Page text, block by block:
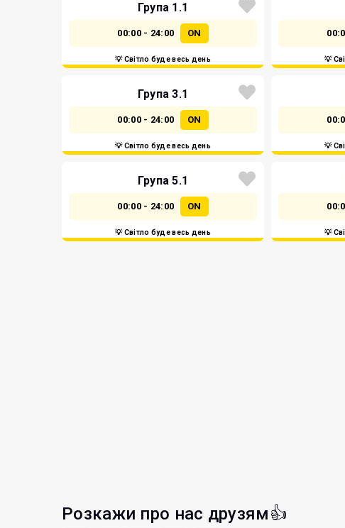
Група 1.1
00:00 - 24:00 ON
💡 Світло буде весь день 💡
Група 3.1
00:00 - 24:00 ON
💡 Світло буде весь день 💡
Група 5.1
00:00 - 24:00 ON
💡 Світло буде весь день 💡
Розкажи про нас друзям👍